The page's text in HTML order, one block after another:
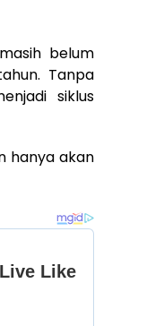
belum
Tanpa
siklus
hanya akan